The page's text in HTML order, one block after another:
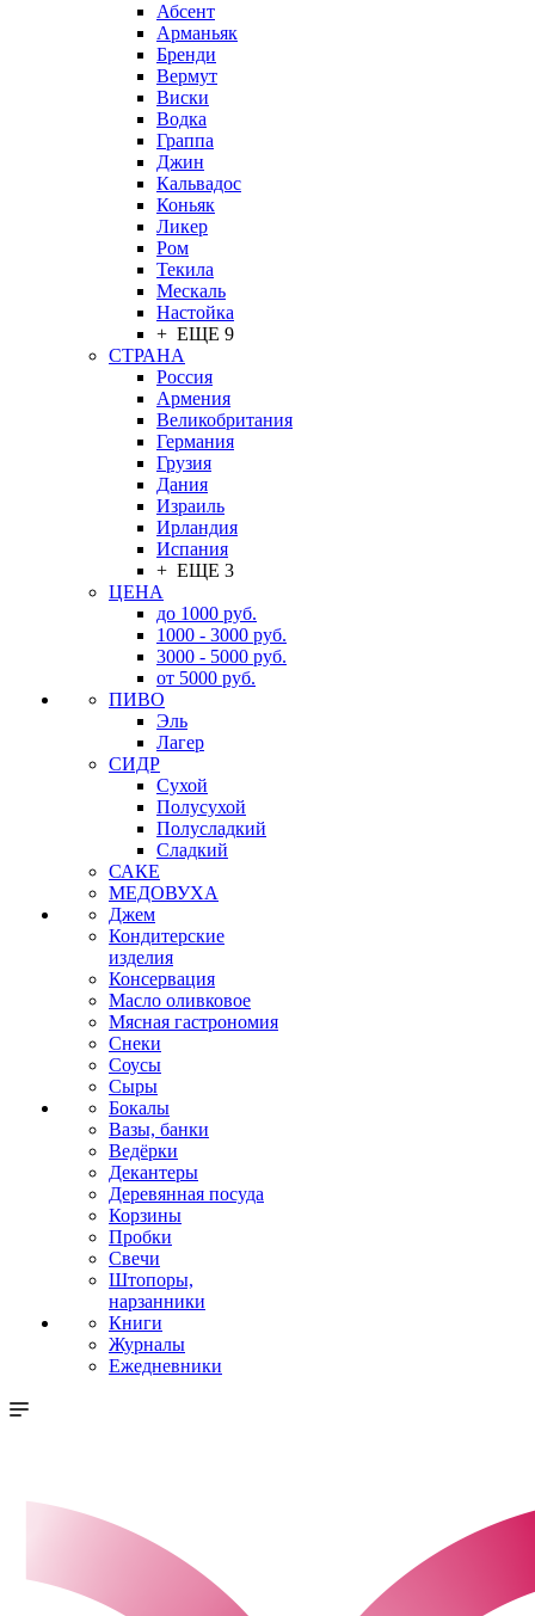
Абсент
Арманьяк
Бренди
Вермут
Виски
Водка
Граппа
Джин
Кальвадос
Коньяк
Ликер
Ром
Текила
Мескаль
Настойка
+ ЕЩЕ 9
СТРАНА
Россия
Армения
Великобритания
Германия
Грузия
Дания
Израиль
Ирландия
Испания
+ ЕЩЕ 3
ЦЕНА
до 1000 руб.
1000 - 3000 руб.
3000 - 5000 руб.
от 5000 руб.
ПИВО
Эль
Лагер
СИДР
Сухой
Полусухой
Полусладкий
Сладкий
САКЕ
МЕДОВУХА
Джем
Кондитерские
изделия
Консервация
Масло оливковое
Мясная гастрономия
Снеки
Соусы
Сыры
Бокалы
Вазы, банки
Ведёрки
Декантеры
Деревянная посуда
Корзины
Пробки
Свечи
Штопоры,
нарзанники
Книги
Журналы
Ежедневники